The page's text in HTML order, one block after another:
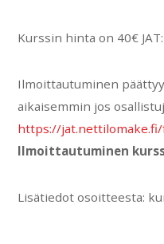
Kurssin hinta on 40€
Ilmoittautuminen
aikaisemmin jos
https://jat.nettilomake.fi/
Ilmoittautuminen
Lisätiedot osoitteesta: